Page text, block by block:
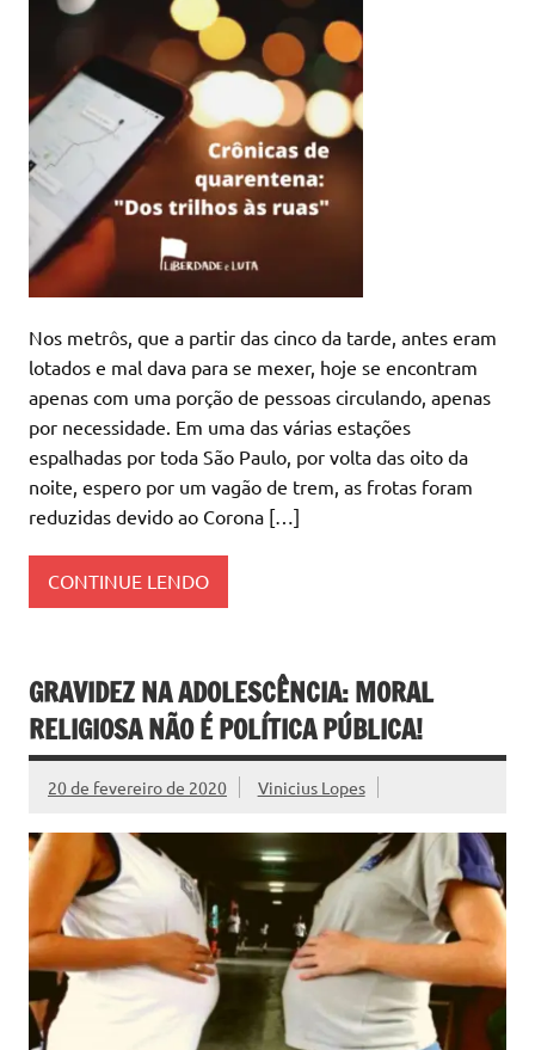
Nos metrôs, que a partir das cinco da tarde, antes eram
lotados e mal dava para se mexer, hoje se encontram
apenas com uma porção de pessoas circulando, apenas
por necessidade. Em uma das várias estações
espalhadas por toda São Paulo, por volta das oito da
noite, espero por um vagão de trem, as frotas foram
reduzidas devido ao Corona […]
CONTINUE LENDO
GRAVIDEZ NA ADOLESCÊNCIA: MORAL
RELIGIOSA NÃO É POLÍTICA PÚBLICA!
20 de fevereiro de 2020 Vinicius Lopes